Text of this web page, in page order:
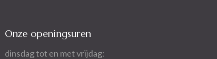
Onze openingsuren
dinsdag tot en met vrijdag: